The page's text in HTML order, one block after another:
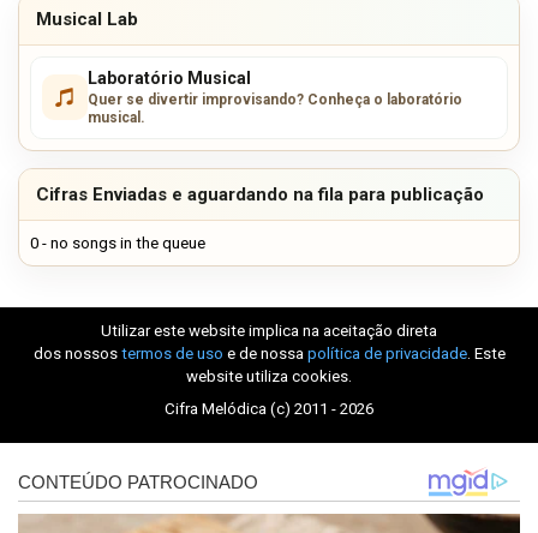
Musical Lab
Laboratório Musical
Quer se divertir improvisando? Conheça o laboratório
musical.
Cifras Enviadas e aguardando na fila para publicação
0 - no songs in the queue
Utilizar este website implica na aceitação direta
dos nossos termos de uso e de nossa política de privacidade. Este
website utiliza cookies.
Cifra Melódica (c) 2011 - 2026